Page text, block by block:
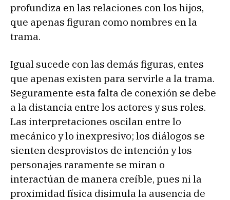
profundiza en las relaciones con los hijos,
que apenas figuran como nombres en la
trama.
Igual sucede con las demás figuras, entes
que apenas existen para servirle a la trama.
Seguramente esta falta de conexión se debe
a la distancia entre los actores y sus roles.
Las interpretaciones oscilan entre lo
mecánico y lo inexpresivo; los diálogos se
sienten desprovistos de intención y los
personajes raramente se miran o
interactúan de manera creíble, pues ni la
proximidad física disimula la ausencia de